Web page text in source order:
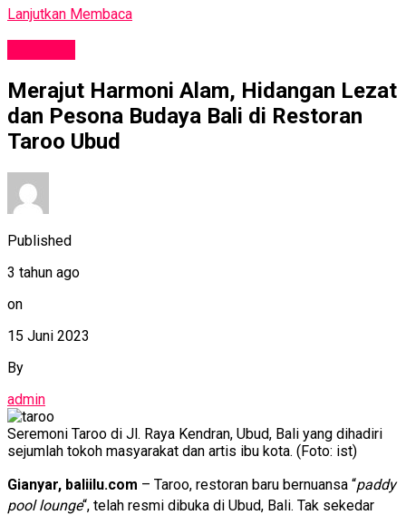
Lanjutkan Membaca
Merajut Harmoni Alam, Hidangan Lezat
dan Pesona Budaya Bali di Restoran
Taroo Ubud
Published
3 tahun ago
on
15 Juni 2023
By
admin
Seremoni Taroo di Jl. Raya Kendran, Ubud, Bali yang dihadiri
sejumlah tokoh masyarakat dan artis ibu kota. (Foto: ist)
Gianyar, baliilu.com – Taroo, restoran baru bernuansa “paddy
pool lounge“, telah resmi dibuka di Ubud, Bali. Tak sekedar